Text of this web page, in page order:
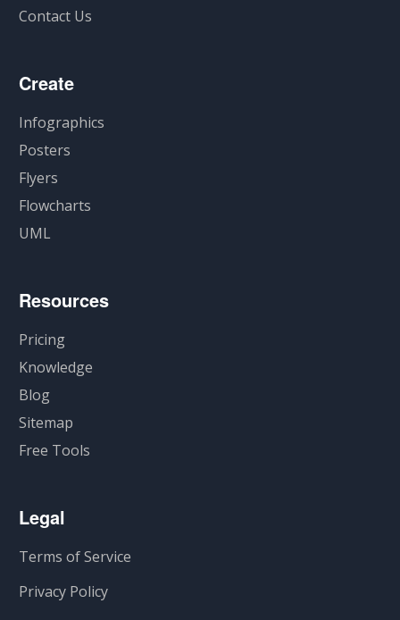
Contact Us
Create
Infographics
Posters
Flyers
Flowcharts
UML
Resources
Pricing
Knowledge
Blog
Sitemap
Free Tools
Legal
Terms of Service
Privacy Policy